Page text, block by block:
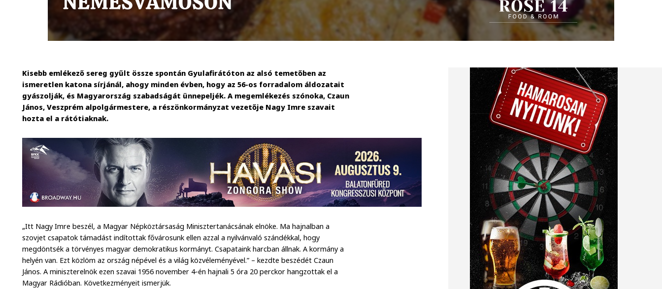
Kisebb emlékező sereg gyűlt össze spontán Gyulafirátóton az alsó temetőben az
ismeretlen katona sírjánál, ahogy minden évben, hogy az 56-os forradalom áldozatait
gyászolják, és Magyarország szabadságát ünnepeljék. A megemlékezés szónoka, Czaun
János, Veszprém alpolgármestere, a részönkormányzat vezetője Nagy Imre szavait
hozta el a rátótiaknak.
„Itt Nagy Imre beszél, a Magyar Népköztársaság Minisztertanácsának elnöke. Ma hajnalban a
szovjet csapatok támadást indítottak fővárosunk ellen azzal a nyilvánvaló szándékkal, hogy
megdöntsék a törvényes magyar demokratikus kormányt. Csapataink harcban állnak. A kormány a
helyén van. Ezt közlöm az ország népével és a világ közvéleményével.” – kezdte beszédét Czaun
János. A miniszterelnök ezen szavai 1956 november 4-én hajnali 5 óra 20 perckor hangzottak el a
Magyar Rádióban. Következményeit ismerjük.